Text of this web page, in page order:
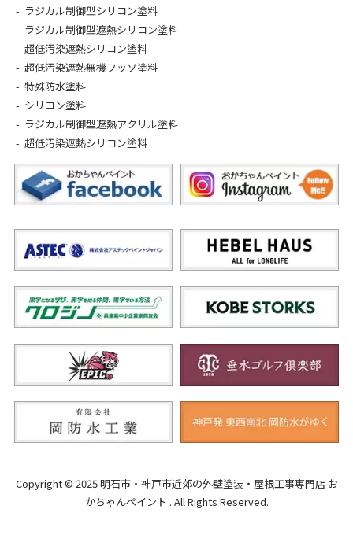
ラジカル制御型シリコン塗料
ラジカル制御型遮熱シリコン塗料
超低汚染遮熱シリコン塗料
超低汚染遮熱無機フッソ塗料
特殊防水塗料
シリコン塗料
ラジカル制御型遮熱アクリル塗料
超低汚染遮熱シリコン塗料
Copyright © 2025 明石市・神戸市近郊の外壁塗装・屋根工事専門店 お
かちゃんペイント . All Rights Reserved.